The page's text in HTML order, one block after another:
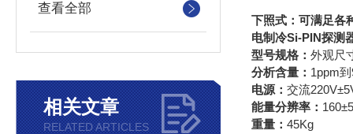
查看全部
相关文章
RELATED ARTICLES
下照式：可满足各
电制冷Si-PIN探测
型号规格： 外观尺
分析含量： 1ppm
电源： 交流
能量分辨率：
重量： 45Kg